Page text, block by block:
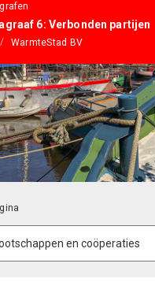
6: Verbonden partijen
WarmteStad BV